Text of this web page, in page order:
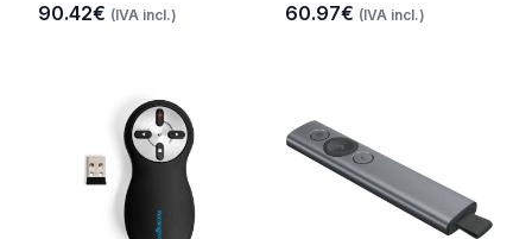
90.42€ (IVA incl.) 60.97€ (IVA incl.)